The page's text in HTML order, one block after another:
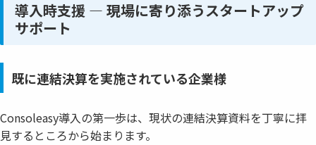
導入時支援 ― 現場に寄り添うスタートアップ
サポート
既に連結決算を実施されている企業様
Consoleasy導入の第一歩は、現状の連結決算資料を丁寧に拝
見するところから始まります。